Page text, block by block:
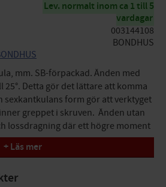
Lev. normalt inom ca 1 till 5
vardagar
003144108
BONDHUS
mm. SB-förpackad. Änden med
Detta gör det lättare att komma
sexkantkulans form gör att verktyget
greppet i skruven. Änden utan
lossdragning där ett högre moment
+ Läs mer